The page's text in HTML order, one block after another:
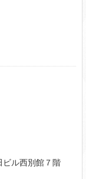
ル西別館７階